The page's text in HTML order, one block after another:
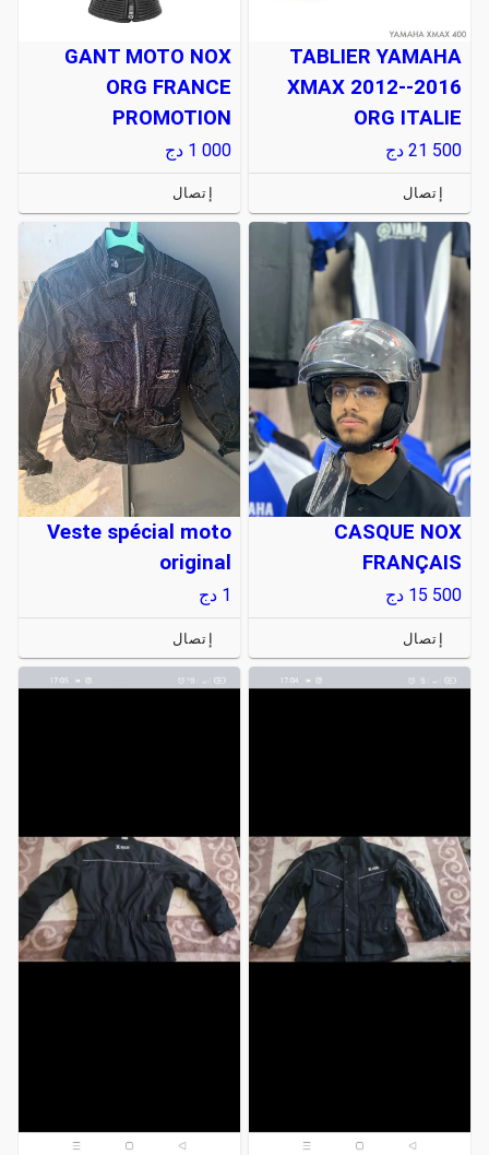
TABLIER YAMAHA
XMAX 2012--2016
ORG ITALIE
21 500 دج
إتصال
GANT MOTO NOX
ORG FRANCE
PROMOTION
1 000 دج
إتصال
CASQUE NOX
FRANÇAIS
15 500 دج
إتصال
Veste spécial moto
original
1 دج
إتصال